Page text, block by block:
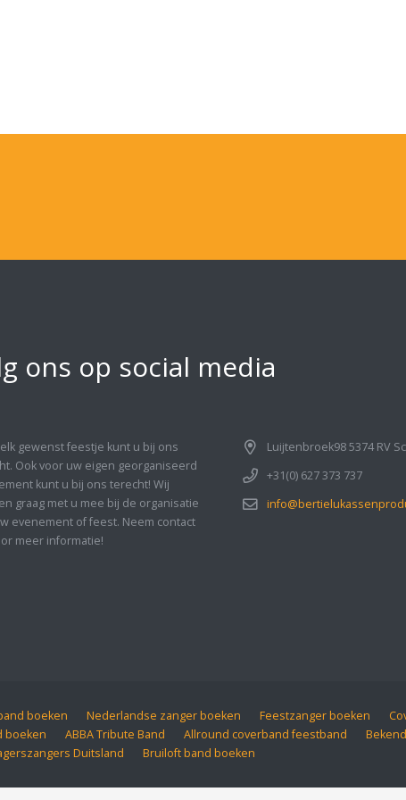
ons op social media
gewenst feestje kunt u bij ons
Ook voor uw eigen georganiseerd
kunt u bij ons terecht! Wij
graag met u mee bij de organisatie
evenement of feest. Neem contact
meer informatie!
Luijtenbroek98 5374 RV
+31(0) 627 373 737
boeken Nederlandse zanger boeken Feestzanger boeken
boeken ABBA Tribute Band Allround coverband feestband
Duitsland Bruiloft band boeken